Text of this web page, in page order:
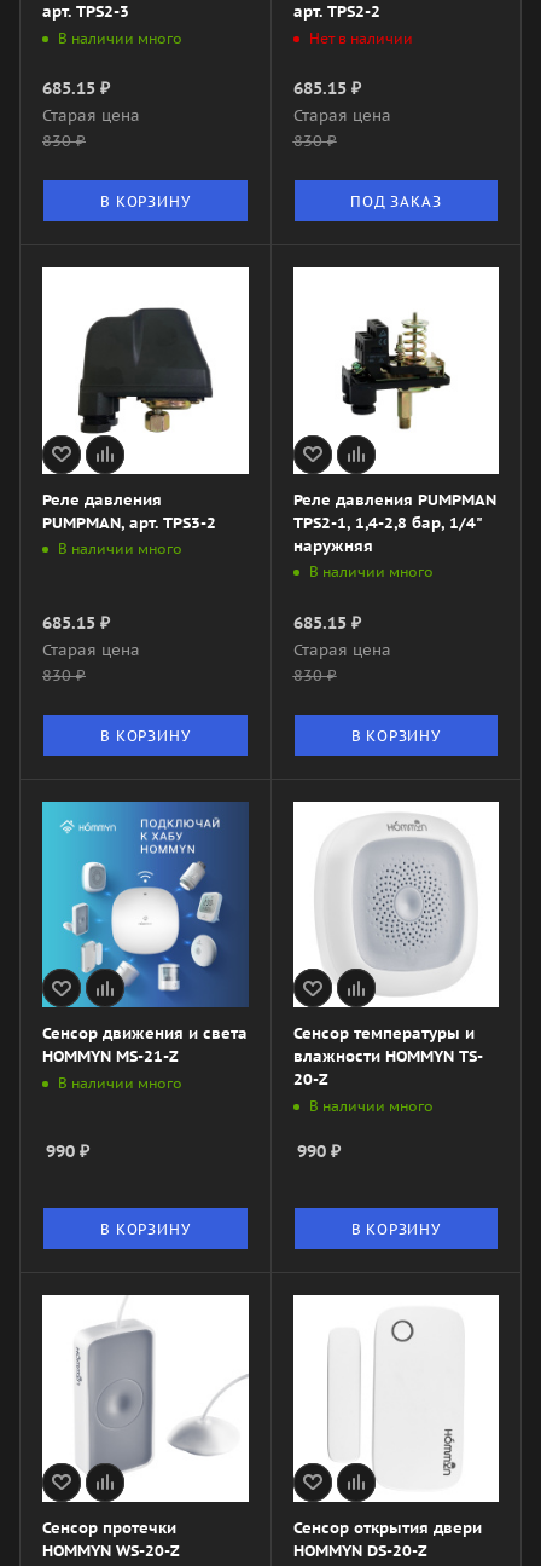
арт. TPS2-3
В наличии много
685.15 ₽
Старая цена
830₽
В КОРЗИНУ
арт. TPS2-2
Нет в наличии
685.15₽
Старая цена
830₽
ПОД ЗАКАЗ
Реле давления
PUMPMAN, арт. TPS3-2
В наличии много
685.15 ₽
Старая цена
830₽
В КОРЗИНУ
Реле давления PUMPMAN
TPS2-1, 1,4-2,8 бар, 1/4"
наружняя
В наличии много
685.15₽
Старая цена
830₽
В КОРЗИНУ
Сенсор движения и света
HOMMYN MS-21-Z
В наличии много
990 ₽
В КОРЗИНУ
Сенсор температуры и
влажности HOMMYN TS-
20-Z
В наличии много
990₽
В КОРЗИНУ
Сенсор протечки
HOMMYN WS-20-Z
Сенсор открытия двери
HOMMYN DS-20-Z